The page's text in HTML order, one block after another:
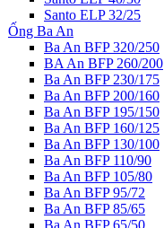
Santo ELP 32/25
Ống Ba An
Ba An BFP 320/250
BA An BFP 260/200
Ba An BFP 230/175
Ba An BFP 200/160
Ba An BFP 195/150
Ba An BFP 160/125
Ba An BFP 130/100
Ba An BFP 110/90
Ba An BFP 105/80
Ba An BFP 95/72
Ba An BFP 85/65